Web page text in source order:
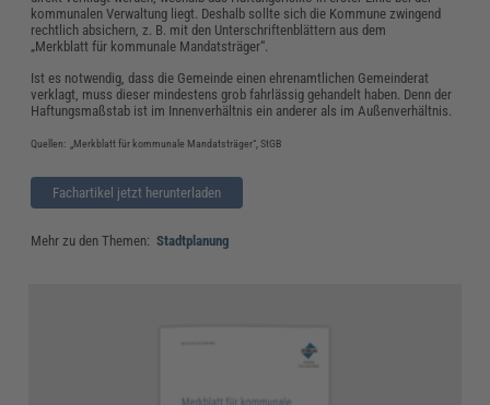
kommunalen Verwaltung liegt. Deshalb sollte sich die Kommune zwingend
rechtlich absichern, z. B. mit den Unterschriftenblättern aus dem
„Merkblatt für kommunale Mandatsträger“.
Ist es notwendig, dass die Gemeinde einen ehrenamtlichen Gemeinderat
verklagt, muss dieser mindestens grob fahrlässig gehandelt haben. Denn der
Haftungsmaßstab ist im Innenverhältnis ein anderer als im Außenverhältnis.
Quellen: „Merkblatt für kommunale Mandatsträger“, StGB
Fachartikel jetzt herunterladen
Mehr zu den Themen: Stadtplanung